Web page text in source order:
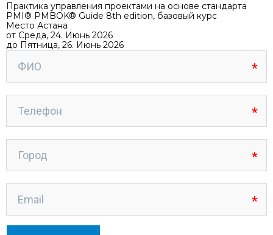
Практика управления проектами на основе стандарта
PMI® PMBOK® Guide 8th edition, базовый курс
Место Астана
от Среда, 24. Июнь 2026
до Пятница, 26. Июнь 2026